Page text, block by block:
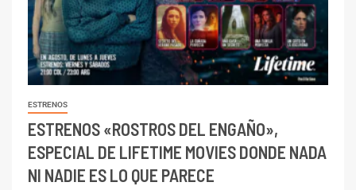
ESTRENOS
ESTRENOS «ROSTROS DEL ENGAÑO»,
ESPECIAL DE LIFETIME MOVIES DONDE NADA
NI NADIE ES LO QUE PARECE